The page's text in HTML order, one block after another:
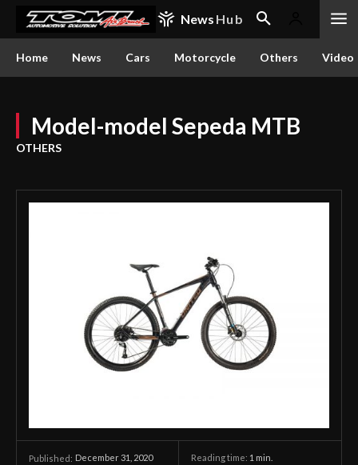
News Hub
Home News Cars Motorcycle Others Video
Model-model Sepeda MTB
OTHERS
Published: December 31, 2020 Reading time: 1 min.